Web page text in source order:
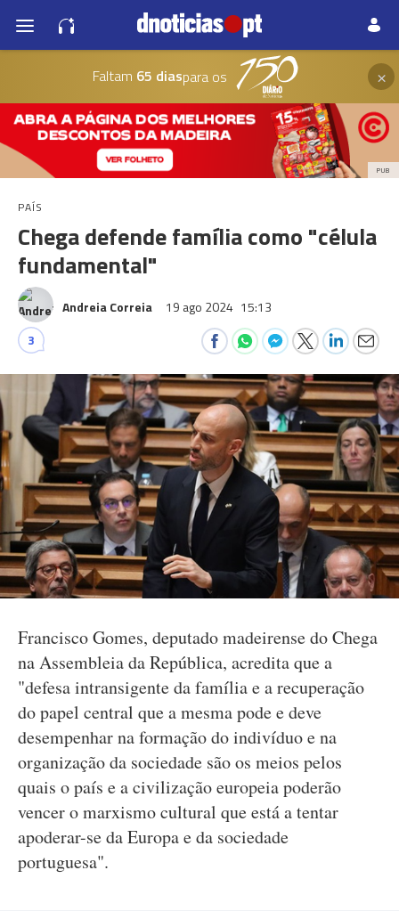
Faltam 65 diaspara os ×
PUB
PAÍS
Chega defende família como "célula
fundamental"
Andreia Correia 19 ago 2024 15:13
3
Francisco Gomes, deputado madeirense do Chega
na Assembleia da República, acredita que a
"defesa intransigente da família e a recuperação
do papel central que a mesma pode e deve
desempenhar na formação do indivíduo e na
organização da sociedade são os meios pelos
quais o país e a civilização europeia poderão
vencer o marxismo cultural que está a tentar
apoderar-se da Europa e da sociedade
portuguesa".